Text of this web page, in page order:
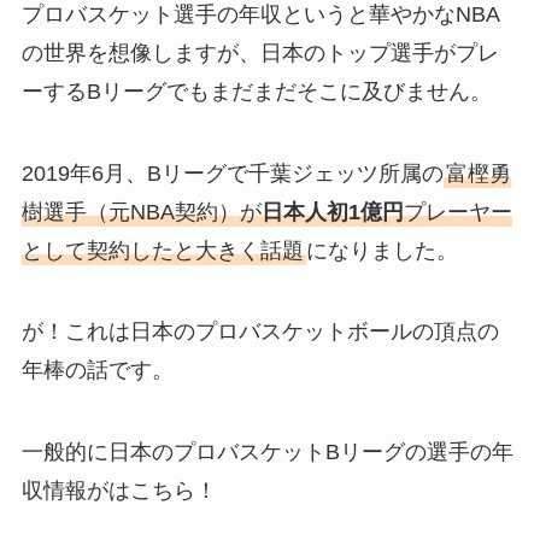
プロバスケット選手の年収というと華やかなNBA
の世界を想像しますが、日本のトップ選手がプレ
ーするBリーグでもまだまだそこに及びません。
2019年6月、Bリーグで千葉ジェッツ所属の富樫勇
樹選手（元NBA契約）が日本人初1億円プレーヤー
として契約したと大きく話題になりました。
が！これは日本のプロバスケットボールの頂点の
年棒の話です。
一般的に日本のプロバスケットBリーグの選手の年
収情報がはこちら！